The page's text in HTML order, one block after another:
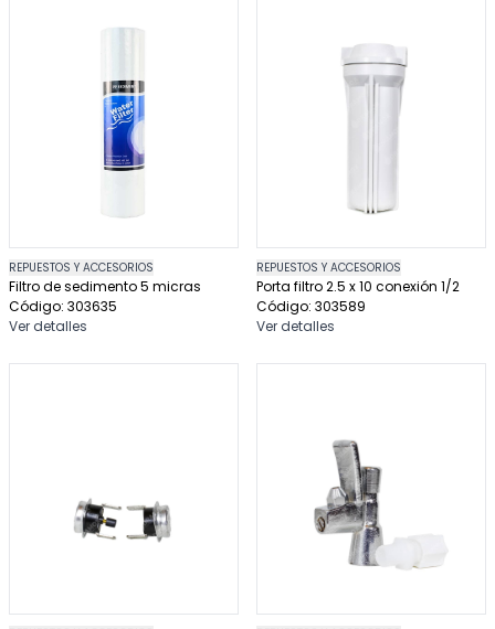
REPUESTOS Y ACCESORIOS
Filtro de sedimento 5 micras
Código: 303635
Ver detalles
REPUESTOS Y ACCESORIOS
Porta filtro 2.5 x 10 conexión 1/2
Código: 303589
Ver detalles